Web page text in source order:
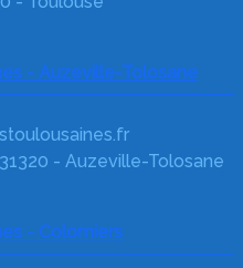
- Auzeville-Tolosane
- Auzeville-Tolosane
- Colomiers